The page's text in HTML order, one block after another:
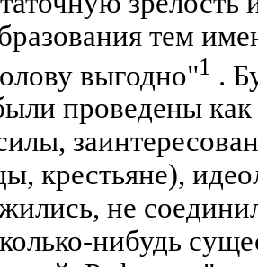
тем
выгодно"1 .
проведены как
крестьяне),
не
нибудь